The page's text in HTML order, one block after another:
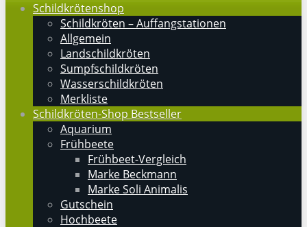
Schildkrötenshop
Schildkröten – Auffangstationen
Allgemein
Landschildkröten
Sumpfschildkröten
Wasserschildkröten
Merkliste
Schildkröten-Shop Bestseller
Aquarium
Frühbeete
Frühbeet-Vergleich
Marke Beckmann
Marke Soli Animalis
Gutschein
Hochbeete